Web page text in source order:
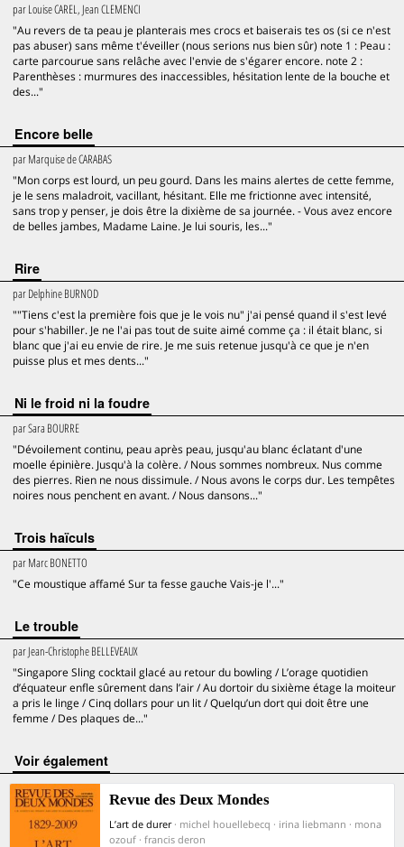
parLouise CAREL, Jean CLEMENCI
"Au revers de ta peau je planterais mes crocs et baiserais tes os (si ce n'est
pas abuser) sans même t'éveiller (nous serions nus bien sûr) note 1 : Peau :
carte parcourue sans relâche avec l'envie de s'égarer encore. note 2 :
Parenthèses : murmures des inaccessibles, hésitation lente de la bouche et
des..."
Encore belle
parMarquise de CARABAS
"Mon corps est lourd, un peu gourd. Dans les mains alertes de cette femme,
je le sens maladroit, vacillant, hésitant. Elle me frictionne avec intensité,
sans trop y penser, je dois être la dixième de sa journée. - Vous avez encore
de belles jambes, Madame Laine. Je lui souris, les..."
Rire
parDelphine BURNOD
""Tiens c'est la première fois que je le vois nu" j'ai pensé quand il s'est levé
pour s'habiller. Je ne l'ai pas tout de suite aimé comme ça : il était blanc, si
blanc que j'ai eu envie de rire. Je me suis retenue jusqu'à ce que je n'en
puisse plus et mes dents..."
Ni le froid ni la foudre
parSara BOURRE
"Dévoilement continu, peau après peau, jusqu'au blanc éclatant d'une
moelle épinière. Jusqu'à la colère. / Nous sommes nombreux. Nus comme
des pierres. Rien ne nous dissimule. / Nous avons le corps dur. Les tempêtes
noires nous penchent en avant. / Nous dansons..."
Trois haïculs
parMarc BONETTO
"Ce moustique affamé Sur ta fesse gauche Vais-je l'..."
Le trouble
parJean-Christophe BELLEVEAUX
"Singapore Sling cocktail glacé au retour du bowling / L’orage quotidien
d’équateur enfle sûrement dans l’air / Au dortoir du sixième étage la moiteur
a pris le linge / Cinq dollars pour un lit / Quelqu’un dort qui doit être une
femme / Des plaques de..."
voir également
Revue des Deux Mondes
L’art de durer · michel houellebecq · irina liebmann · mona
ozouf · francis deron